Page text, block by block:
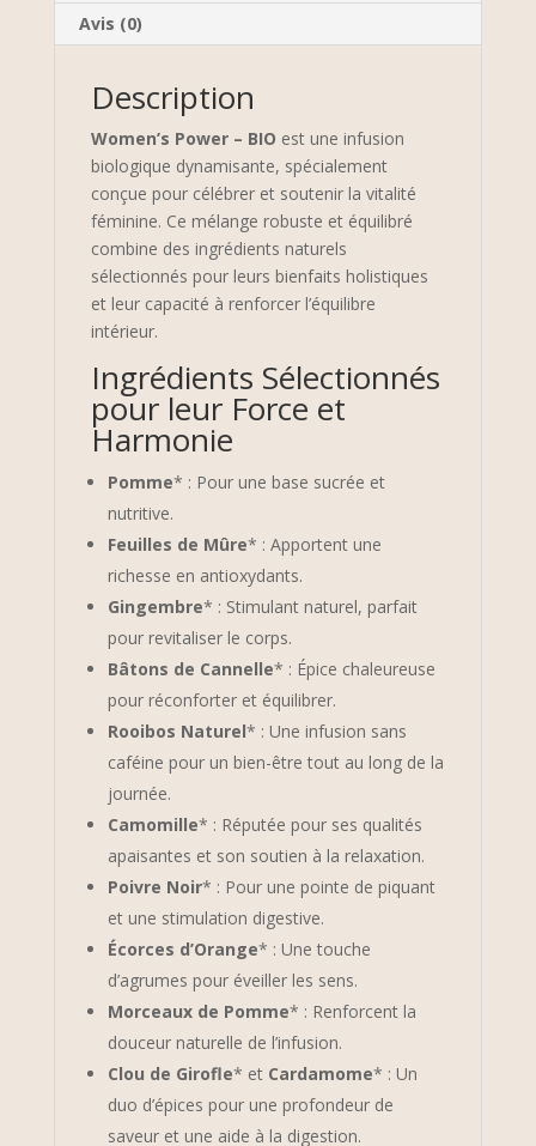
Avis (0)
Description
Women’s Power – BIO est une infusion
biologique dynamisante, spécialement
conçue pour célébrer et soutenir la vitalité
féminine. Ce mélange robuste et équilibré
combine des ingrédients naturels
sélectionnés pour leurs bienfaits holistiques
et leur capacité à renforcer l’équilibre
intérieur.
Ingrédients Sélectionnés
pour leur Force et
Harmonie
Pomme* : Pour une base sucrée et
nutritive.
Feuilles de Mûre* : Apportent une
richesse en antioxydants.
Gingembre* : Stimulant naturel, parfait
pour revitaliser le corps.
Bâtons de Cannelle* : Épice chaleureuse
pour réconforter et équilibrer.
Rooibos Naturel* : Une infusion sans
caféine pour un bien-être tout au long de la
journée.
Camomille* : Réputée pour ses qualités
apaisantes et son soutien à la relaxation.
Poivre Noir* : Pour une pointe de piquant
et une stimulation digestive.
Écorces d’Orange* : Une touche
d’agrumes pour éveiller les sens.
Morceaux de Pomme* : Renforcent la
douceur naturelle de l’infusion.
Clou de Girofle* et Cardamome* : Un
duo d’épices pour une profondeur de
saveur et une aide à la digestion.